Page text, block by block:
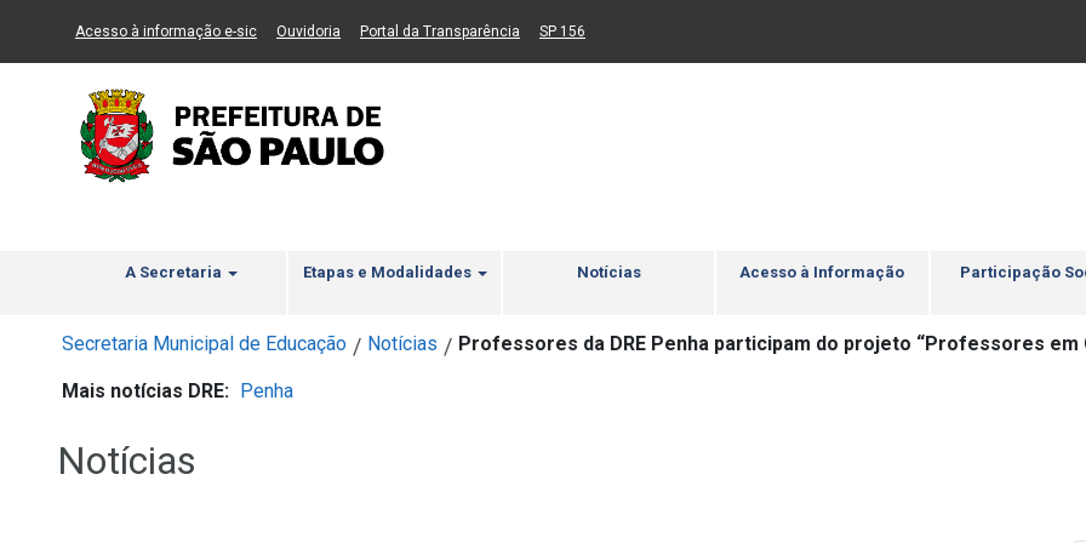
Ir ao Conteúdo Ir para menu principal 2 Ir para busca Ir para rodapé
Acesso à informação e-sic(Link para um novo sítio)
Ouvidoria (Link para um novo sítio)
Portal da Transparência (Link para um novo sítio)
SP 156
A Secretaria Etapas e Modalidades Notícias Acesso à Informação Participação
Secretaria Municipal de Educação / Notícias / Professores da DRE Penha participam do projeto “Professores em
Mais notícias DRE: Penha
Notícias